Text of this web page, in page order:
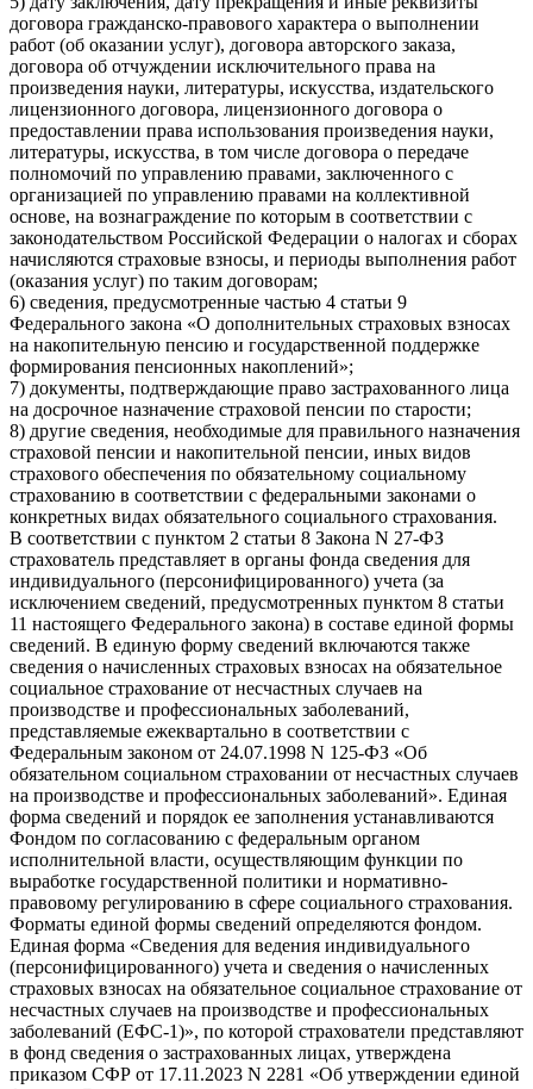
договора гражданско-правового характера о выполнении
работ (об оказании услуг), договора авторского заказа,
договора об отчуждении исключительного права на
произведения науки, литературы, искусства, издательского
лицензионного договора, лицензионного договора о
предоставлении права использования произведения науки,
литературы, искусства, в том числе договора о передаче
полномочий по управлению правами, заключенного с
организацией по управлению правами на коллективной
основе, на вознаграждение по которым в соответствии с
законодательством Российской Федерации о налогах и сборах
начисляются страховые взносы, и периоды выполнения работ
(оказания услуг) по таким договорам;
6) сведения, предусмотренные частью 4 статьи 9
Федерального закона «О дополнительных страховых взносах
на накопительную пенсию и государственной поддержке
формирования пенсионных накоплений»;
7) документы, подтверждающие право застрахованного лица
на досрочное назначение страховой пенсии по старости;
8) другие сведения, необходимые для правильного назначения
страховой пенсии и накопительной пенсии, иных видов
страхового обеспечения по обязательному социальному
страхованию в соответствии с федеральными законами о
конкретных видах обязательного социального страхования.
В соответствии с пунктом 2 статьи 8 Закона N 27-ФЗ
страхователь представляет в органы фонда сведения для
индивидуального (персонифицированного) учета (за
исключением сведений, предусмотренных пунктом 8 статьи
11 настоящего Федерального закона) в составе единой формы
сведений. В единую форму сведений включаются также
сведения о начисленных страховых взносах на обязательное
социальное страхование от несчастных случаев на
производстве и профессиональных заболеваний,
представляемые ежеквартально в соответствии с
Федеральным законом от 24.07.1998 N 125-ФЗ «Об
обязательном социальном страховании от несчастных случаев
на производстве и профессиональных заболеваний». Единая
форма сведений и порядок ее заполнения устанавливаются
Фондом по согласованию с федеральным органом
исполнительной власти, осуществляющим функции по
выработке государственной политики и нормативно-
правовому регулированию в сфере социального страхования.
Форматы единой формы сведений определяются фондом.
Единая форма «Сведения для ведения индивидуального
(персонифицированного) учета и сведения о начисленных
страховых взносах на обязательное социальное страхование от
несчастных случаев на производстве и профессиональных
заболеваний (ЕФС-1)», по которой страхователи представляют
в фонд сведения о застрахованных лицах, утверждена
приказом СФР от 17.11.2023 N 2281 «Об утверждении единой